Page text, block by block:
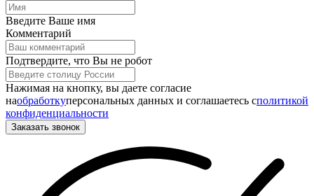
Введите Ваше имя
Комментарий
Подтвердите, что Вы не робот
Нажимая на кнопку, вы даете согласие
наобработкуперсональных данных и соглашаетесь cполитикой
конфиденциальности
Заказать звонок